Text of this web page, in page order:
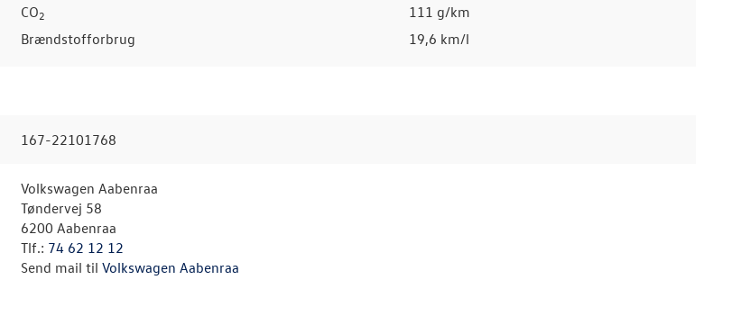
CO2
111 g/km
Brændstofforbrug
19,6 km/l
167-22101768
Volkswagen Aabenraa
Tøndervej 58
6200 Aabenraa
Tlf.: 74 62 12 12
Send mail til Volkswagen Aabenraa